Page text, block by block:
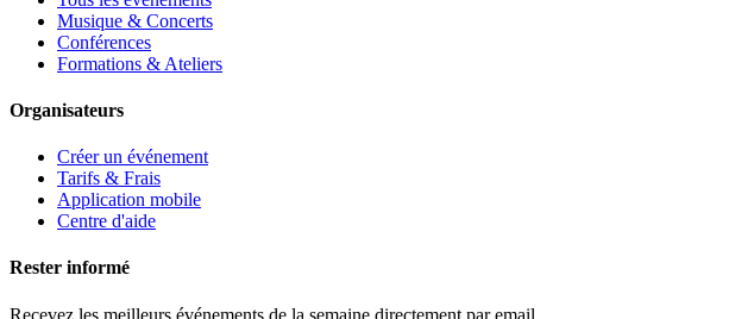
Musique & Concerts
Conférences
Formations & Ateliers
Organisateurs
Créer un événement
Tarifs & Frais
Application mobile
Centre d'aide
Rester informé
Recevez les meilleurs événements de la semaine directement par email.